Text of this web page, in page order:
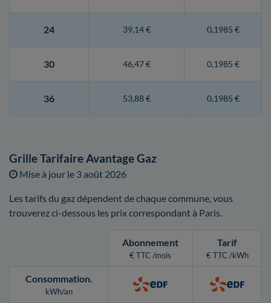
24 39,14 € 0,1985 €
30 46,47 € 0,1985 €
36 53,88 € 0,1985 €
Grille Tarifaire Avantage Gaz
Mise à jour le 3 août 2026
Les tarifs du gaz dépendent de chaque commune, vous
trouverez ci-dessous les prix correspondant à Paris.
Abonnement
€ TTC /mois
Tarif
€ TTC /kWh
Consommation.
kWh/an